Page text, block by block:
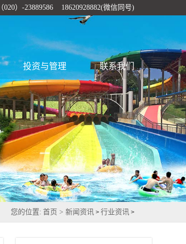
（020）-23889586 18620928882(微信同号)
投资与管理 联系我们
您的位置: 首页 >新闻资讯 >行业资讯 >